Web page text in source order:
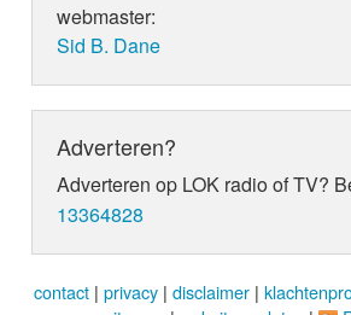
webmaster:
Sid B. Dane
Adverteren?
Adverteren op LOK radio of TV?
13364828
contact | privacy | disclaimer |